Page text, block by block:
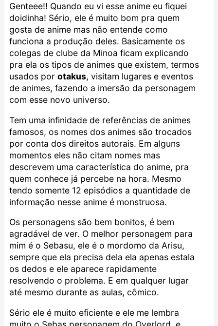
Genteee!! Quando eu vi esse anime eu fiquei
doidinha! Sério, ele é muito bom pra quem
gosta de anime mas não entende como
funciona a produção deles. Basicamente os
colegas de clube da Minoa ficam explicando
pra ela os tipos de animes que existem, termos
usados por otakus, visitam lugares e eventos
de animes, fazendo a imersão da personagem
com esse novo universo.
Tem uma infinidade de referências de animes
famosos, os nomes dos animes são trocados
por conta dos direitos autorais. Em alguns
momentos eles não citam nomes mas
descrevem uma característica do anime, pra
quem conhece já percebe na hora. Mesmo
tendo somente 12 episódios a quantidade de
informação nesse anime é monstruosa.
Os personagens são bem bonitos, é bem
agradável de ver. O melhor personagem para
mim é o Sebasu, ele é o mordomo da Arisu,
sempre que ela precisa dela ela apenas estala
os dedos e ele aparece rapidamente
resolvendo o problema. E em qualquer lugar
até mesmo durante as aulas, cômico.
Sério ele é muito eficiente e ele me lembra